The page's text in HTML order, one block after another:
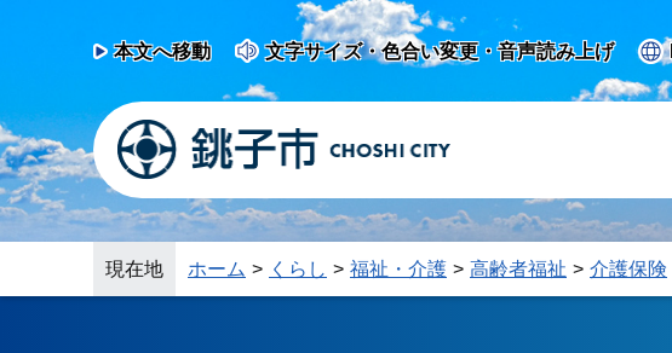
本文へ移動 文字サイズ・色合い変更・音声読み上げ
現在地 ホーム くらし 福祉・介護 高齢者福祉 介護保険